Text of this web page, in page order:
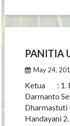
PANITIA
May 24,
Ketua : 1.
Darmanto
Dharmastuti
Handayani